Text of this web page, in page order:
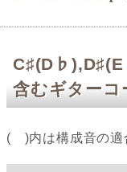
含むギターコ
( )内は構成音の適